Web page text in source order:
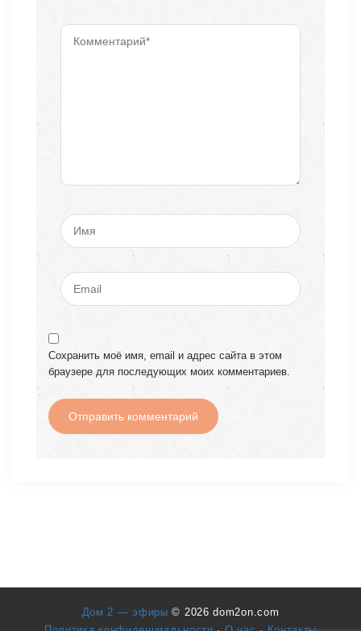
Сохранить моё имя, email и адрес сайта в этом
браузере для последующих моих комментариев.
Дом 2 — эфиры© 2026 dom2on.com